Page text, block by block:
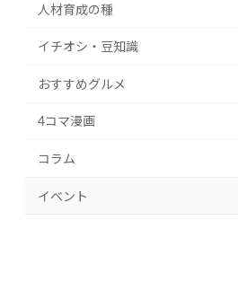
人材育成の種
イチオシ・豆知識
おすすめグルメ
4コマ漫画
コラム
イベント